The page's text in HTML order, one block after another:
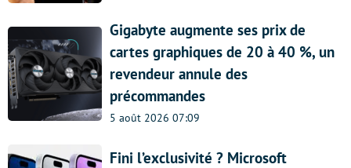
Gigabyte augmente ses prix de
cartes graphiques de 20 à 40 %, un
revendeur annule des
précommandes
5 août 2026 07:09
Fini l’exclusivité ? Microsoft